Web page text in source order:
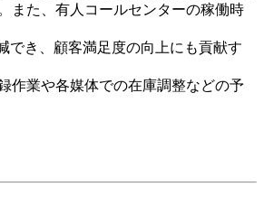
また、有人コールセンターの稼働時
き、顧客満足度の向上にも貢献す
作業や各媒体での在庫調整などの予